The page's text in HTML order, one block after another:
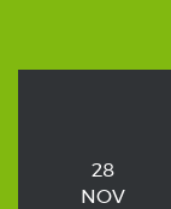
28
NOV